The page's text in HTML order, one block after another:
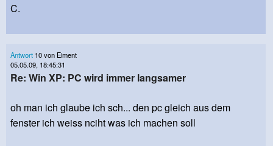
C.
Antwort 10 von Eiment
05.05.09, 18:45:31
Re: Win XP: PC wird immer langsamer
oh man ich glaube ich sch... den pc gleich aus dem
fenster ich weiss nciht was ich machen soll